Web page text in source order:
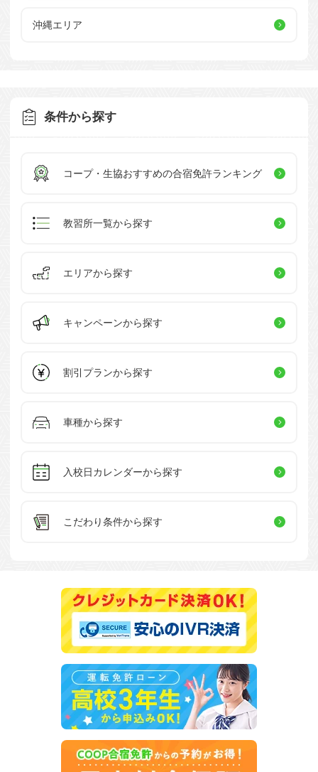
沖縄エリア
条件から探す
コープ・生協おすすめの合宿免許ランキング
教習所一覧から探す
エリアから探す
キャンペーンから探す
割引プランから探す
車種から探す
入校日カレンダーから探す
こだわり条件から探す